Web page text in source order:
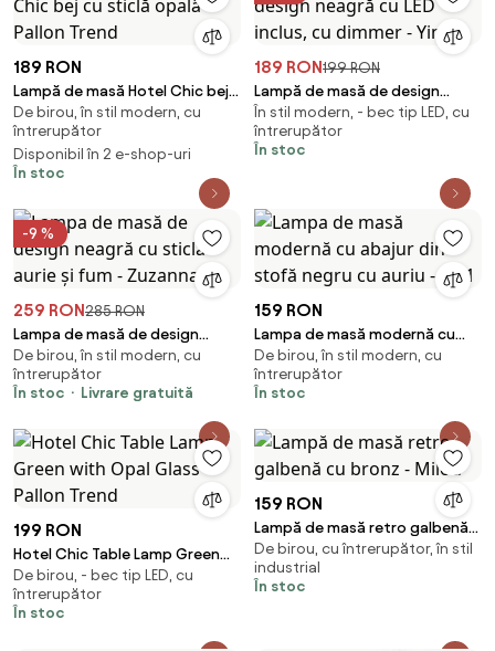
189 RON
Lampă de masă Hotel Chic bej
cu sticlă opală - Pallon Trend
De birou, în stil modern, cu
întrerupător
Disponibil în 2 e-shop-uri
În stoc
189 RON199 RON
Lampă de masă de design
neagră cu LED inclus, cu dimmer
- Ying
În stil modern, - bec tip LED, cu
întrerupător
În stoc
-9 %
259 RON285 RON
Lampa de masă de design
neagră cu sticlă aurie și fum -
Zuzanna
De birou, în stil modern, cu
întrerupător
În stoc
Livrare gratuită
159 RON
Lampa de masă modernă cu
abajur din stofă negru cu auriu
- VT 1
De birou, în stil modern, cu
întrerupător
În stoc
199 RON
Hotel Chic Table Lamp Green
with Opal Glass - Pallon Trend
De birou, - bec tip LED, cu
întrerupător
În stoc
159 RON
Lampă de masă retro galbenă
cu bronz - Milou
De birou, cu întrerupător, în stil
industrial
În stoc